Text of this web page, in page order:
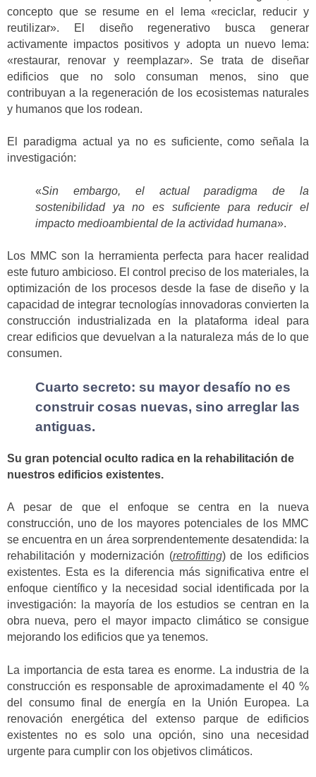
concepto que se resume en el lema «reciclar, reducir y
reutilizar». El diseño regenerativo busca generar
activamente impactos positivos y adopta un nuevo lema:
«restaurar, renovar y reemplazar». Se trata de diseñar
edificios que no solo consuman menos, sino que
contribuyan a la regeneración de los ecosistemas naturales
y humanos que los rodean.
El paradigma actual ya no es suficiente, como señala la
investigación:
«Sin embargo, el actual paradigma de la
sostenibilidad ya no es suficiente para reducir el
impacto medioambiental de la actividad humana».
Los MMC son la herramienta perfecta para hacer realidad
este futuro ambicioso. El control preciso de los materiales, la
optimización de los procesos desde la fase de diseño y la
capacidad de integrar tecnologías innovadoras convierten la
construcción industrializada en la plataforma ideal para
crear edificios que devuelvan a la naturaleza más de lo que
consumen.
Cuarto secreto: su mayor desafío no es
construir cosas nuevas, sino arreglar las
antiguas.
Su gran potencial oculto radica en la rehabilitación de
nuestros edificios existentes.
A pesar de que el enfoque se centra en la nueva
construcción, uno de los mayores potenciales de los MMC
se encuentra en un área sorprendentemente desatendida: la
rehabilitación y modernización (retrofitting) de los edificios
existentes. Esta es la diferencia más significativa entre el
enfoque científico y la necesidad social identificada por la
investigación: la mayoría de los estudios se centran en la
obra nueva, pero el mayor impacto climático se consigue
mejorando los edificios que ya tenemos.
La importancia de esta tarea es enorme. La industria de la
construcción es responsable de aproximadamente el 40 %
del consumo final de energía en la Unión Europea. La
renovación energética del extenso parque de edificios
existentes no es solo una opción, sino una necesidad
urgente para cumplir con los objetivos climáticos.